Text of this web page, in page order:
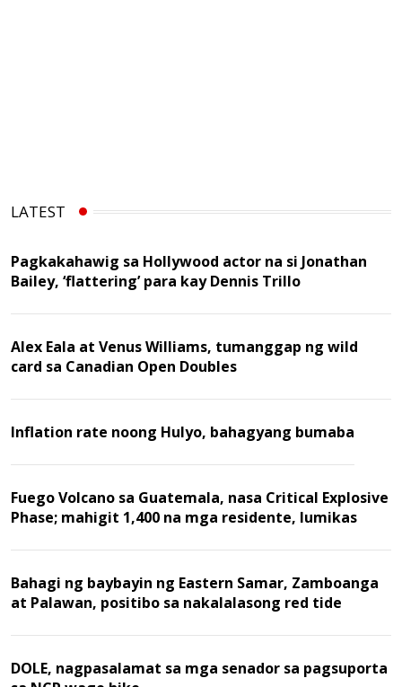
LATEST
Pagkakahawig sa Hollywood actor na si Jonathan
Bailey, ‘flattering’ para kay Dennis Trillo
Alex Eala at Venus Williams, tumanggap ng wild
card sa Canadian Open Doubles
Inflation rate noong Hulyo, bahagyang bumaba
Fuego Volcano sa Guatemala, nasa Critical Explosive
Phase; mahigit 1,400 na mga residente, lumikas
Bahagi ng baybayin ng Eastern Samar, Zamboanga
at Palawan, positibo sa nakalalasong red tide
DOLE, nagpasalamat sa mga senador sa pagsuporta